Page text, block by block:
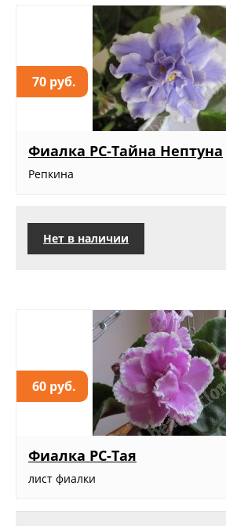
70 руб.
Фиалка РС-Тайна Нептуна
Репкина
Нет в наличии
60 руб.
Фиалка РС-Тая
лист фиалки